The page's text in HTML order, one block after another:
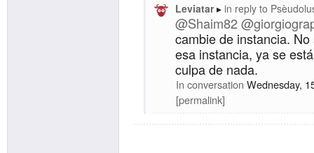
Leviatar in reply to
@Shaim82
cambie de instancia.
esa instancia, ya se
culpa de nada.
In conversation Wednesday,
permalink